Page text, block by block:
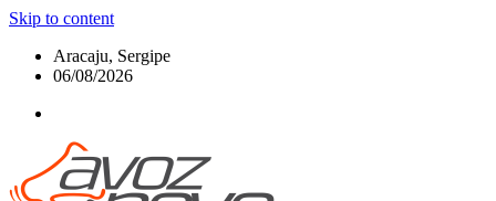
Skip to content
Aracaju, Sergipe
06/08/2026